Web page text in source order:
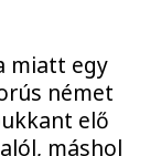
miatt egy
német
elő
máshol